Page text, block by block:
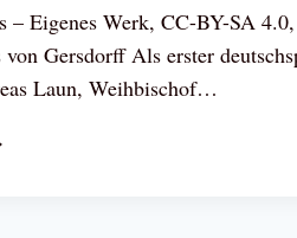
– Eigenes Werk, CC-BY-SA
Gersdorff Als erster
Laun, Weihbischof…